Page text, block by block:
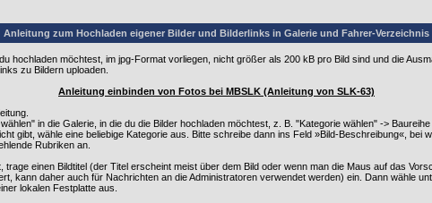
Anleitung zum Hochladen eigener Bilder und Bilderlinks in Galerie und Fahrer-Verzeichnis
hochladen möchtest, im jpg-Format vorliegen, nicht größer als 200 kB pro Bild sind und die
zu Bildern uploaden.
Anleitung einbinden von Fotos bei MBSLK (Anleitung von SLK-63)
in die Galerie, in die du die Bilder hochladen möchtest, z. B. "Kategorie wählen" ->
gibt, wähle eine beliebige Kategorie aus. Bitte schreibe dann ins Feld »Bild-Beschreibung«, bei
Rubriken an.
trage einen Bildtitel (der Titel erscheint meist über dem Bild oder wenn man die Maus auf das
kann daher auch für Nachrichten an die Administratoren verwendet werden) ein. Dann wähle
lokalen Festplatte aus.